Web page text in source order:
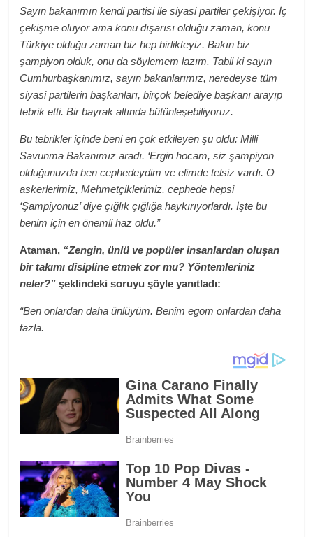
Sayın bakanımın kendi partisi ile siyasi partiler çekişiyor. İç
çekişme oluyor ama konu dışarısı olduğu zaman, konu
Türkiye olduğu zaman biz hep birlikteyiz. Bakın biz
şampiyon olduk, onu da söylemem lazım. Tabii ki sayın
Cumhurbaşkanımız, sayın bakanlarımız, neredeyse tüm
siyasi partilerin başkanları, birçok belediye başkanı arayıp
tebrik etti. Bir bayrak altında bütünleşebiliyoruz.
Bu tebrikler içinde beni en çok etkileyen şu oldu: Milli
Savunma Bakanımız aradı. ‘Ergin hocam, siz şampiyon
olduğunuzda ben cephedeydim ve elimde telsiz vardı. O
askerlerimiz, Mehmetçiklerimiz, cephede hepsi
‘Şampiyonuz’ diye çığlık çığlığa haykırıyorlardı. İşte bu
benim için en önemli haz oldu.”
Ataman, “Zengin, ünlü ve popüler insanlardan oluşan
bir takımı disipline etmek zor mu? Yöntemleriniz
neler?”şeklindeki soruyu şöyle yanıtladı:
“Ben onlardan daha ünlüyüm. Benim egom onlardan daha
fazla.